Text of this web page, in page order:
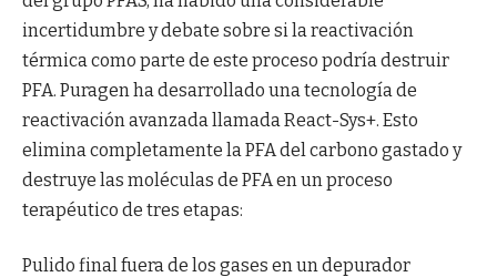
incertidumbre y debate sobre si la reactivación
térmica como parte de este proceso podría destruir
PFA. Puragen ha desarrollado una tecnología de
reactivación avanzada llamada React-Sys+. Esto
elimina completamente la PFA del carbono gastado y
destruye las moléculas de PFA en un proceso
terapéutico de tres etapas:
Pulido final fuera de los gases en un depurador